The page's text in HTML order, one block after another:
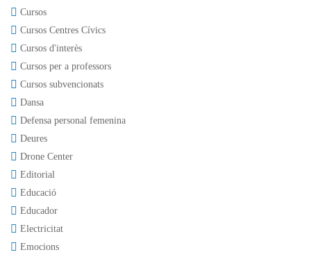
Cursos
Cursos Centres Cívics
Cursos d'interès
Cursos per a professors
Cursos subvencionats
Dansa
Defensa personal femenina
Deures
Drone Center
Editorial
Educació
Educador
Electricitat
Emocions